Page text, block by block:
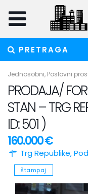
PRETRAGA
Jednosobni, Poslovni
PRODAJA/
STAN – TRG
ID: 501 )
160.000 €
Trg Republike,
štampaj